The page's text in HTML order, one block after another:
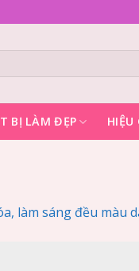
BỊ LÀM ĐẸP HIỆU
làm sáng đều màu